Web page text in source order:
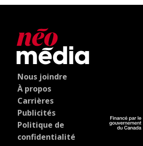
Nous joindre
À propos
Carrières
Publicités
Politique de
confidentialité